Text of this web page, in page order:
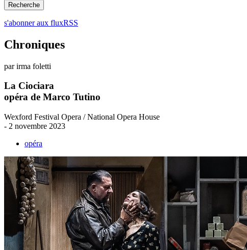
s'abonner aux fluxRSS
Chroniques
par irma foletti
La Ciociara
opéra de Marco Tutino
Wexford Festival Opera / National Opera House
- 2 novembre 2023
opéra